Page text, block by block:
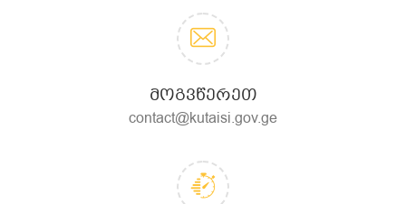
ᲛᲝᲒᲕᲬᲔᲠᲔᲗ
contact@kutaisi.gov.ge